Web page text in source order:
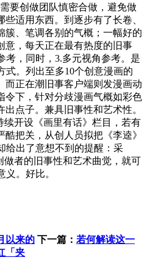
要创做团队慎密合做，避免做
适用东西。到逐步有了长卷、
簇、笔调各别的气概；一幅好的
意，每天正在最有热度的旧事
考，同时，3.多元视角参考。是
式。列出至多10个创意漫画的
而正在潮旧事客户端则发漫画动
令下，针对分歧漫画气概如彩色
点子。兼具旧事性和艺术性。
续开设《画里有话》栏目，若有
把关，从创人员拟把《李逵》
给出了意想不到的提醒：采
做者的旧事性和艺术曲觉，就可
。好比。
以来的 下一篇： 若何解读这一
「夹